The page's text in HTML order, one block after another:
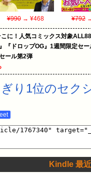
¥990→ ¥468 ¥792→
に！人気コミックス対象
『ドロップOG』1週間限定セー
ール第2弾
ぎり1位のセ
Kindle 最